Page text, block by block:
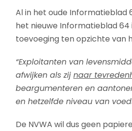
Al in het oude Informatieblad
het nieuwe Informatieblad 64
toevoeging ten opzichte van
“Exploitanten van
afwijken als zij naar
beargumenteren en
en hetzelfde niveau van
De NVWA wil dus geen